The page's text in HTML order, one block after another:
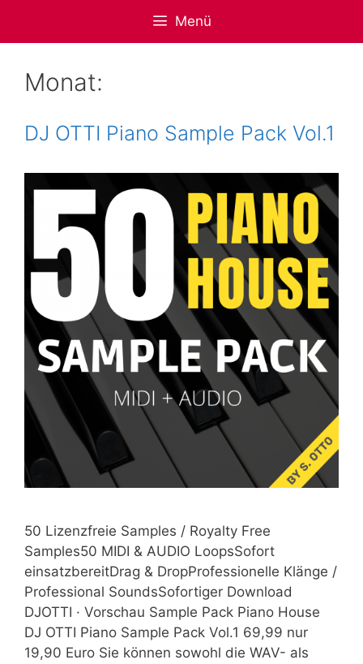
Menü
Monat:
DJ OTTI Piano Sample Pack Vol.1
50 Lizenzfreie Samples / Royalty Free
Samples50 MIDI & AUDIO LoopsSofort
einsatzbereitDrag & DropProfessionelle Klänge /
Professional SoundsSofortiger Download
DJOTTI · Vorschau Sample Pack Piano House
DJ OTTI Piano Sample Pack Vol.1 69,99 nur
19,90 Euro Sie können sowohl die WAV- als